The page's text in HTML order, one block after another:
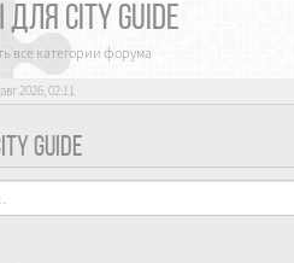
CITY GUIDE
все категории форума
2026, 02:11
GUIDE